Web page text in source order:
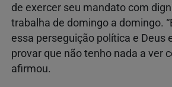
de exercer seu mandato com
trabalha de domingo a domingo.
essa perseguição política e Deus
provar que não tenho nada a ver
afirmou.